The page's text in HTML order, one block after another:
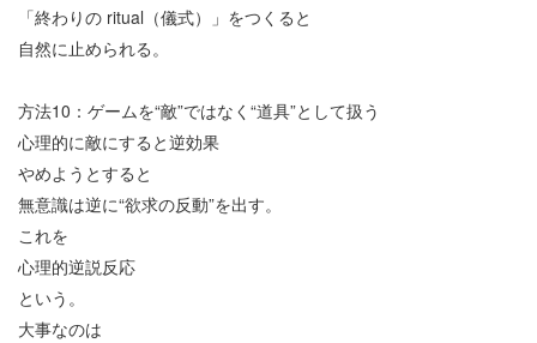
「終わりの ritual （儀式）」をつくると
自然に止められる。
方法10 ：ゲームを“敵”ではなく “道具”として扱う
心理的に敵にすると逆効果
やめようとすると
無意識は逆に“欲求の反動”を出す。
これを
心理的逆説反応
という。
大事なのは